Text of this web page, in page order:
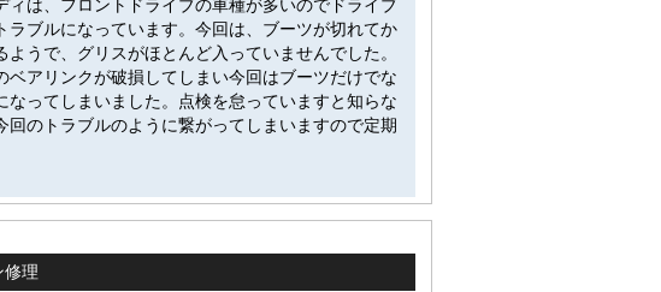
ィは、フロントドライブの車種が多いのでドライブ
ラブルになっています。今回は、ブーツが切れてか
うで、グリスがほとんど入っていませんでした。
ベアリンクが破損してしまい今回はブーツだけでな
なってしまいました。点検を怠っていますと知らな
回のトラブルのように繋がってしまいますので定期
修理